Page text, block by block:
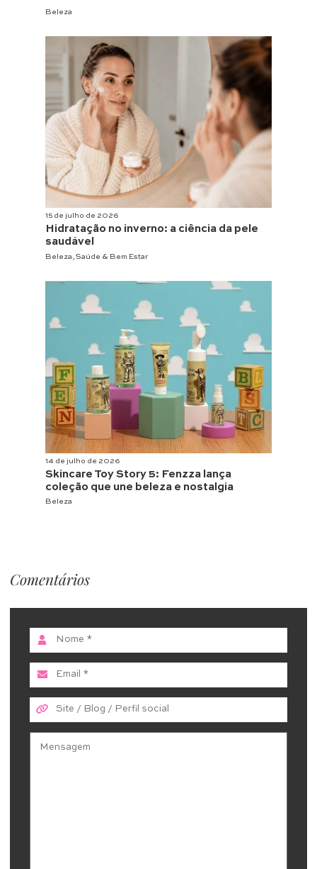
Beleza
15 de julho de 2026
Hidratação no inverno: a ciência da pele
saudável
Beleza Saúde & Bem Estar
14 de julho de 2026
Skincare Toy Story 5: Fenzza lança
coleção que une beleza e nostalgia
Beleza
Comentários